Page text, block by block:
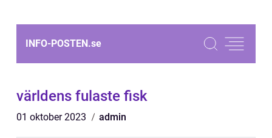
INFO-POSTEN.se
världens fulaste fisk
01 oktober 2023 admin